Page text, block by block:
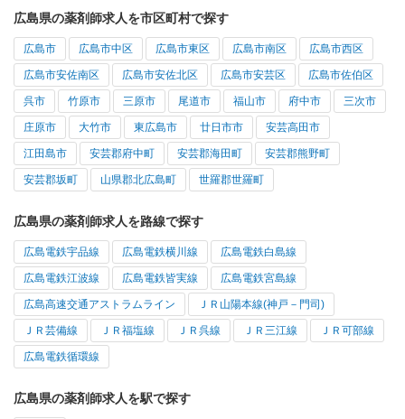
広島県の薬剤師求人を市区町村で探す
広島市 広島市中区 広島市東区 広島市南区 広島市西区
広島市安佐南区 広島市安佐北区 広島市安芸区 広島市佐伯区
呉市 竹原市 三原市 尾道市 福山市 府中市 三次市
庄原市 大竹市 東広島市 廿日市市 安芸高田市
江田島市 安芸郡府中町 安芸郡海田町 安芸郡熊野町
安芸郡坂町 山県郡北広島町 世羅郡世羅町
広島県の薬剤師求人を路線で探す
広島電鉄宇品線 広島電鉄横川線 広島電鉄白島線
広島電鉄江波線 広島電鉄皆実線 広島電鉄宮島線
広島高速交通アストラムライン ＪＲ山陽本線(神戸－門司)
ＪＲ芸備線 ＪＲ福塩線 ＪＲ呉線 ＪＲ三江線 ＪＲ可部線
広島電鉄循環線
広島県の薬剤師求人を駅で探す